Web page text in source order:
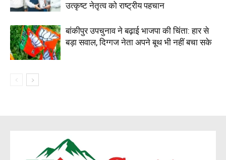
उत्कृष्ट नेतृत्व को राष्ट्रीय पहचान
बांकीपुर उपचुनाव ने बढ़ाई भाजपा की चिंता: हार से
बड़ा सवाल, दिग्गज नेता अपने बूथ भी नहीं बचा सके